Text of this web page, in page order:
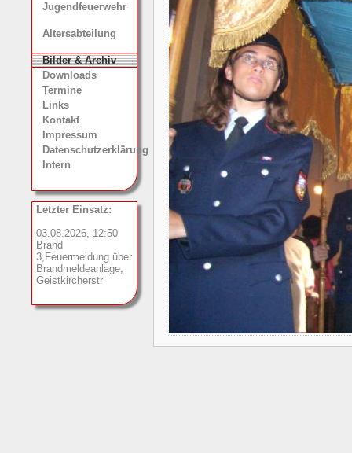
Jugendfeuerwehr
Altersabteilung
Bilder & Archiv
Downloads
Termine
Links
Kontakt
Impressum
Datenschutzerklärung
Intern
Letzter Einsatz:
03.08.2026, 12:50
Brand
3,Feuermeldung über
Brandmeldeanlage,
Geistkircherstr